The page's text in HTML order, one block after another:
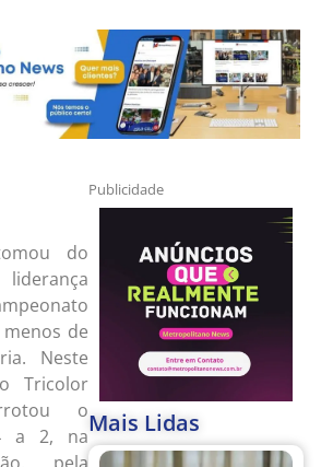
do
de
Neste
Tricolor
o
a 2, na
Publicidade
Mais Lidas